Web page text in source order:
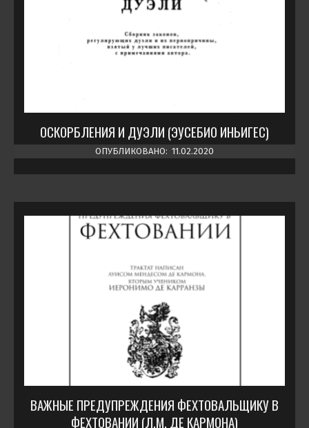
ОСКОРБЛЕНИЯ И ДУЭЛИ (ЭУСЕБИО ИНЬИГЕС)
ОПУБЛИКОВАНО: 11.02.2020
ВАЖНЫЕ ПРЕДУПРЕЖДЕНИЯ ФЕХТОВАЛЬЩИКУ В
ФЕХТОВАНИИ (Л.М. ДЕ КАРМОНА)